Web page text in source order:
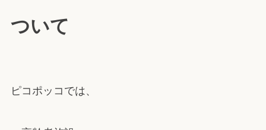
ついて
ピコポッコでは、